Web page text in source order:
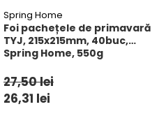
Spring Home
Foi pachețele de primavară
TYJ, 215x215mm, 40buc,
Spring Home, 550g
27,50 lei
26,31 lei